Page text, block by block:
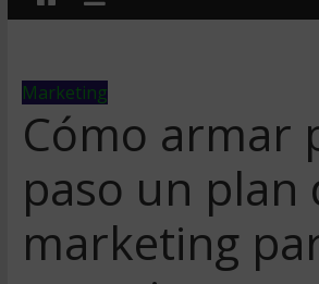
Marketing
Cómo armar
paso un plan
marketing